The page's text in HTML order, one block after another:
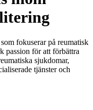
fokuserar på reumatisk
passion för att förbättra
sjukdomar,
tjänster och